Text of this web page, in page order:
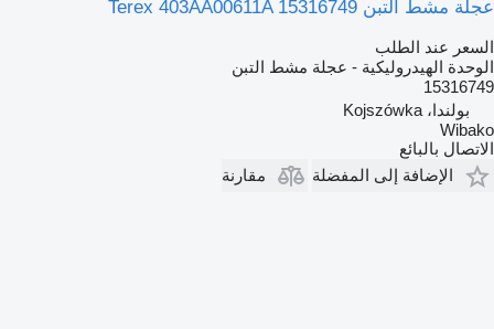
عجلة مشط التبن Terex 403AA00611A 15316749
السعر عند الطلب
الوحدة الهيدروليكية - عجلة مشط التبن
15316749
بولندا، Kojszówka
Wibako
الاتصال بالبائع
الإضافة إلى المفضلة
مقارنة